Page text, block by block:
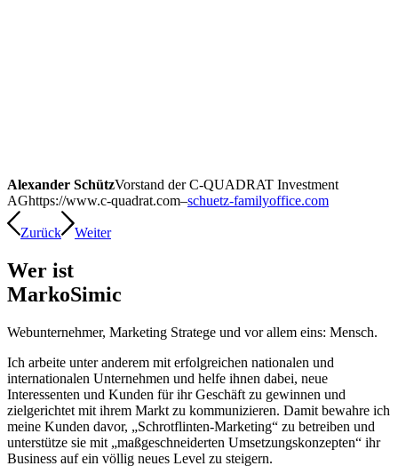
Alexander SchützVorstand der C-QUADRAT Investment
AGhttps://www.c-quadrat.com–schuetz-familyoffice.com
Zurück Weiter
Wer ist
MarkoSimic
Webunternehmer, Marketing Stratege und vor allem eins: Mensch.
Ich arbeite unter anderem mit erfolgreichen nationalen und
internationalen Unternehmen und helfe ihnen dabei, neue
Interessenten und Kunden für ihr Geschäft zu gewinnen und
zielgerichtet mit ihrem Markt zu kommunizieren. Damit bewahre ich
meine Kunden davor, „Schrotflinten-Marketing“ zu betreiben und
unterstütze sie mit „maßgeschneiderten Umsetzungskonzepten“ ihr
Business auf ein völlig neues Level zu steigern.